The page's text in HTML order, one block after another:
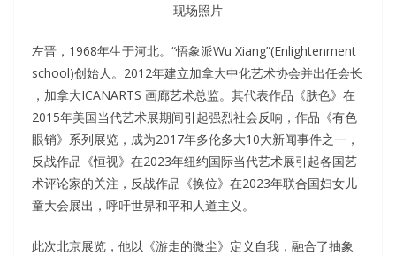
现场照片
左晋，1968年生于河北。“悟象派Wu Xiang”(Enlightenment
school)创始人。2012年建立加拿大中化艺术协会并出任会长
，加拿大ICANARTS 画廊艺术总监。其代表作品《肤色》在
2015年美国当代艺术展期间引起强烈社会反响，作品《有色
眼销》系列展览，成为2017年多伦多大10大新闻事件之一，
反战作品《恒视》在2023年纽约国际当代艺术展引起各国艺
术评论家的关注，反战作品《换位》在2023年联合国妇女儿
童大会展出，呼吁世界和平和人道主义。
此次北京展览，他以《游走的微尘》定义自我，融合了抽象